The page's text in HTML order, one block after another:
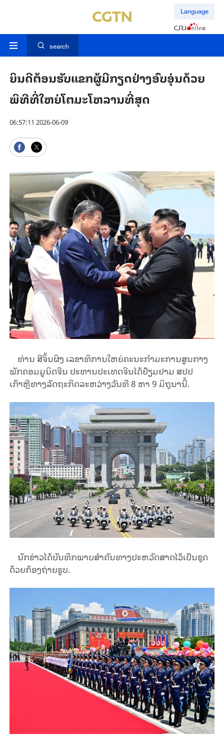
Language
search
ຍິນດີຕ້ອນຮັບແຂກຜູ້ມີກຽດຢ່າງອົບອຸ່ນດ້ວຍ
ພິທີທີ່ໃຫຍ່ໂຕມະໂຫລານທີ່ສຸດ
06:57:11 2026-06-09
ທ່ານ ສີຈິ້ນຜິງ ເລຂາທິການໃຫຍ່ຄະນະກຳມະການສູນກາງ
ພັກຄອມມູນິດຈີນ ປະທານປະເທດຈີນໄດ້ຢ້ຽມຢາມ ສປປ
ເກົາຫຼີທາງລັດຖະກິດລະຫວ່າງວັນທີ 8 ຫາ 9 ມິຖຸນານີ້.
ນັກຂ່າວໄດ້ບັນທຶກພາບສຳຄັນທາງປະຫວັດສາດໄວ້ເປັນຊຸດ
ດ້ວຍກ້ອງຖ່າຍຮູບ.